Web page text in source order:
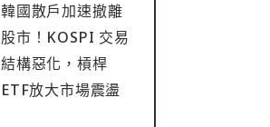
韓國散戶加速撤離
股市！KOSPI 交易
結構惡化，槓桿
ETF放大市場震盪